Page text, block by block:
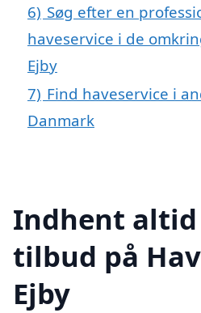
6) Søg efter en
haveservice i de
Ejby
7) Find haveservice i
Danmark
Indhent
tilbud på
Ejby